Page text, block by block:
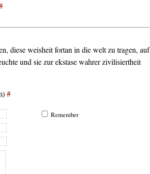
diese weisheit fortan in die welt zu tragen, auf
und sie zur ekstase wahrer zivilisiertheit
#
Remember